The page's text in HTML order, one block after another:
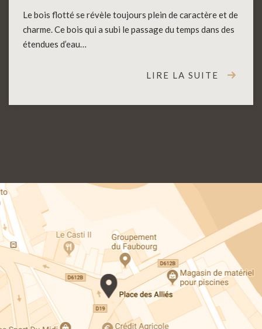
Le bois flotté se révèle toujours plein de caractère et de
charme. Ce bois qui a subi le passage du temps dans des
étendues d’eau…
LIRE LA SUITE